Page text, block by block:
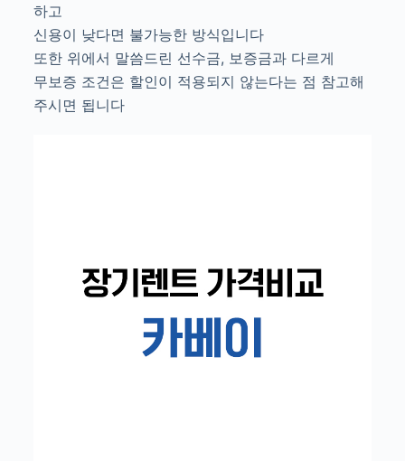
하고
신용이 낮다면 불가능한 방식입니다
또한 위에서 말씀드린 선수금, 보증금과 다르게
무보증 조건은 할인이 적용되지 않는다는 점 참고해
주시면 됩니다